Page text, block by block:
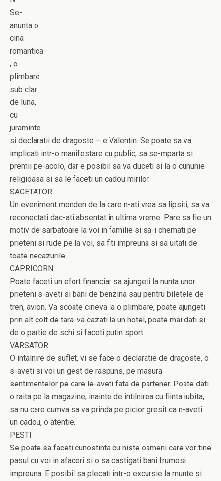
Se-
anunta o
cina
romantica
, o
plimbare
sub clar
de luna,
cu
juraminte
si declaratii de dragoste – e Valentin. Se poate sa va
implicati intr-o manifestare cu public, sa se-mparta si
premii pe-acolo, dar e posibil sa va duceti si la o cununie
religioasa si sa le faceti un cadou mirilor.
SAGETATOR
Un eveniment monden de la care n-ati vrea sa lipsiti, sa va
reconectati dac-ati absentat in ultima vreme. Pare sa fie un
motiv de sarbatoare la voi in familie si sa-i chemati pe
prieteni si rude pe la voi, sa fiti impreuna si sa uitati de
toate necazurile.
CAPRICORN
Poate faceti un efort financiar sa ajungeti la nunta unor
prieteni s-aveti si bani de benzina sau pentru biletele de
tren, avion. Va scoate cineva la o plimbare, poate ajungeti
prin alt colt de tara, va cazati la un hotel, poate mai dati si
de o partie de schi si faceti putin sport.
VARSATOR
O intalnire de suflet, vi se face o declaratie de dragoste, o
s-aveti si voi un gest de raspuns, pe masura
sentimentelor pe care le-aveti fata de partener. Poate dati
o raita pe la magazine, inainte de intilnirea cu fiinta iubita,
sa nu care cumva sa va prinda pe picior gresit ca n-aveti
un cadou, o atentie.
PESTI
Se poate sa faceti cunostinta cu niste oameni care vor tine
pasul cu voi in afaceri si o sa castigati bani frumosi
impreuna. E posibil sa plecati intr-o excursie la munte si